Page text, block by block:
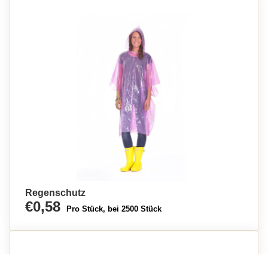
Regenschutz
€0,58 Pro Stück, bei 2500 Stück